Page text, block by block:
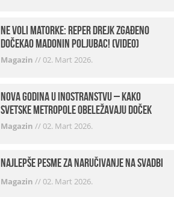
Ne voli matorke: Reper Drejk zgađeno
dočekao Madonin poljubac! (VIDEO)
Magazin //02. Mart 2026.
Nova godina u inostranstvu – kako
svetske metropole obeležavaju doček
Magazin //02. Mart 2026.
Najlepše pesme za naručivanje na svadbi
Magazin //02. Mart 2026.